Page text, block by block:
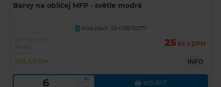
Barvy na obličej MFP - světle modrá
U Kód zboží: 55-008/59277
25 Kč s DPH
SKLADEM INFO
KOUPIT